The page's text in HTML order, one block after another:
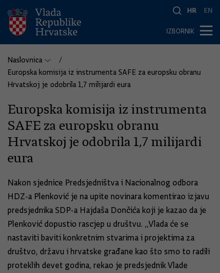
HR EN
IZBORNIK
Naslovnica
Europska komisija iz instrumenta SAFE za europsku obranu
Hrvatskoj je odobrila 1,7 milijardi eura
Europska komisija iz instrumenta
SAFE za europsku obranu
Hrvatskoj je odobrila 1,7 milijardi
eura
Nakon sjednice Predsjedništva i Nacionalnog odbora
HDZ-a Plenković je na upite novinara komentirao izjavu
predsjednika SDP-a Hajdaša Dončića koji je kazao da je
Plenković dopustio rascjep u društvu. ,,Vlada će se
nastaviti baviti konkretnim stvarima i projektima za
društvo, državu i hrvatske građane kao što smo to radili
proteklih devet godina, rekao je predsjednik Vlade